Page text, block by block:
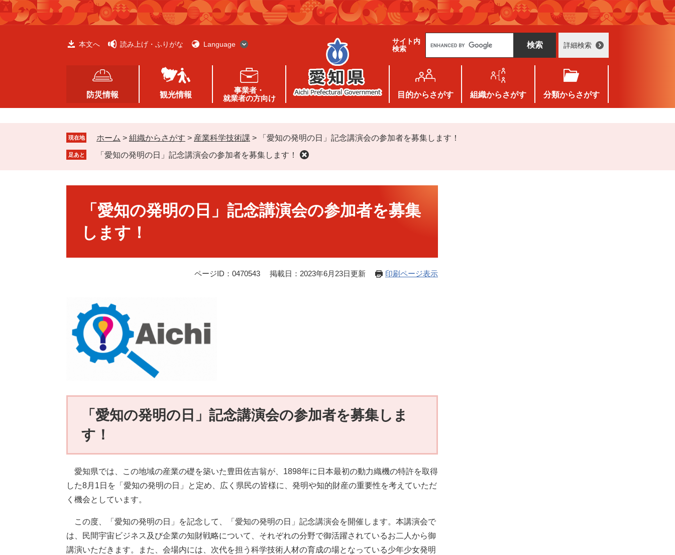
ペ
ー
メ
ニ
本文へ 読み上げ・ふりがな Language
サイト内
検索
g
e
カ
タ
ム
検
詳細検索
防災情報 観光情報
事業者・
就業者の方向け
目的からさがす 組織からさがす 分類からさがす
現在地 ホーム > 組織からさがす > 産業科学技術課 > 「愛知の発明の日」記念講演会の参加者を募集します！
足あと 「愛知の発明の日」記念講演会の参加者を募集します！
「愛知の発明の日」記念講演会の参加者を募集
します！
ページID：0470543 掲載日：2023年6月23日更新 印刷ページ表示
「愛知の発明の日」記念講演会の参加者を募集しま
す！
愛知県では、この地域の産業の礎を築いた豊田佐吉翁が、1898年に日本最初の動力織機の特許を取得
した8月1日を「愛知の発明の日」と定め、広く県民の皆様に、発明や知的財産の重要性を考えていただ
く機会としています。
この度、「愛知の発明の日」を記念して、「愛知の発明の日」記念講演会を開催します。本講演会で
は、民間宇宙ビジネス及び企業の知財戦略について、それぞれの分野で御活躍されているお二人から御
講演いただきます。また、会場内には、次代を担う科学技術人材の育成の場となっている少年少女発明